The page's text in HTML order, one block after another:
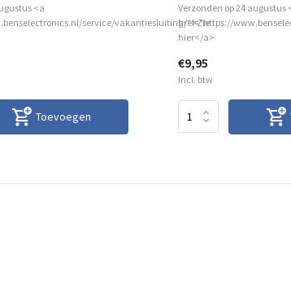
<a
service/vakantiesluiting/">Zie
Toevoegen
Verzonden op 24 augustus
href="https://
hier</a>
€9,95
Incl. btw